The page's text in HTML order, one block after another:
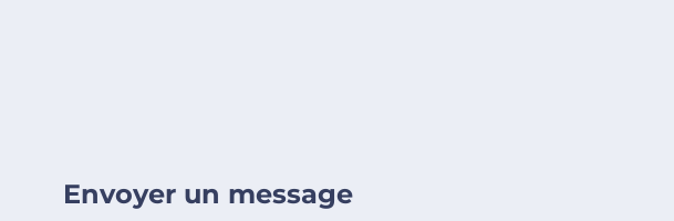
Envoyer un message